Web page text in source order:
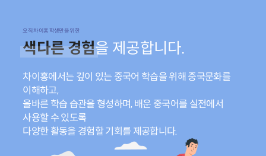
오직 차이홍 학생만을 위한
색다른 경험을 제공합니다.
차이홍에서는 깊이 있는 중국어 학습을 위해 중국문화를
이해하고,
올바른 학습 습관을 형성하며, 배운 중국어를 실전에서
사용할 수 있도록
다양한 활동을 경험할 기회를 제공합니다.